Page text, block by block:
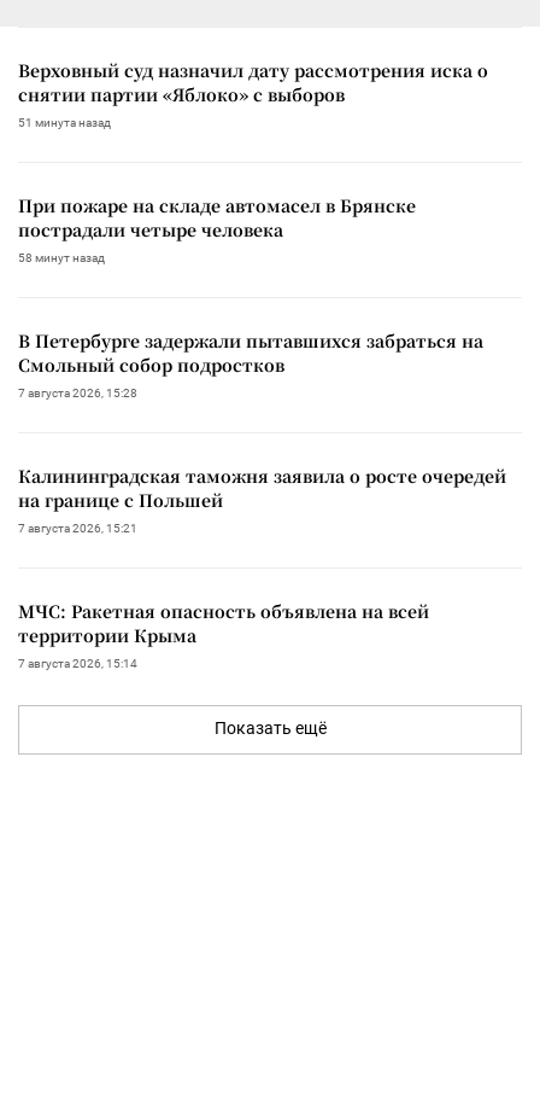
Верховный суд назначил дату рассмотрения иска о
снятии партии «Яблоко» с выборов
51 минута назад
При пожаре на складе автомасел в Брянске
пострадали четыре человека
58 минут назад
В Петербурге задержали пытавшихся забраться на
Смольный собор подростков
7 августа 2026, 15:28
Калининградская таможня заявила о росте очередей
на границе с Польшей
7 августа 2026, 15:21
МЧС: Ракетная опасность объявлена на всей
территории Крыма
7 августа 2026, 15:14
Показать ещё